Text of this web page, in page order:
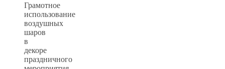
Грамотное
использование
воздушных
шаров
в
декоре
праздничного